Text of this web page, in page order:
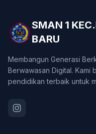
SMAN 1
BARU
Membangun Generasi
Berwawasan Digital. Kami
pendidikan terbaik untuk